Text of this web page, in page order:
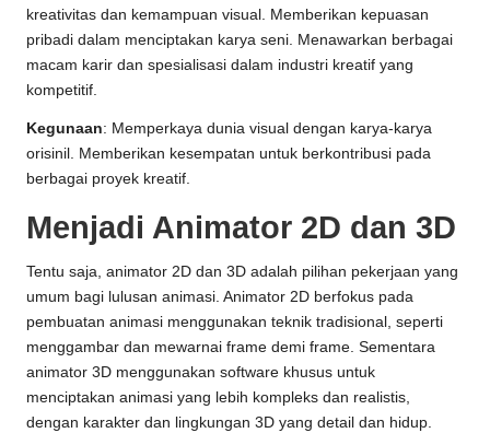
kreativitas dan kemampuan visual. Memberikan kepuasan
pribadi dalam menciptakan karya seni. Menawarkan berbagai
macam karir dan spesialisasi dalam industri kreatif yang
kompetitif.
Kegunaan: Memperkaya dunia visual dengan karya-karya
orisinil. Memberikan kesempatan untuk berkontribusi pada
berbagai proyek kreatif.
Menjadi Animator 2D dan 3D
Tentu saja, animator 2D dan 3D adalah pilihan pekerjaan yang
umum bagi lulusan animasi. Animator 2D berfokus pada
pembuatan animasi menggunakan teknik tradisional, seperti
menggambar dan mewarnai frame demi frame. Sementara
animator 3D menggunakan software khusus untuk
menciptakan animasi yang lebih kompleks dan realistis,
dengan karakter dan lingkungan 3D yang detail dan hidup.